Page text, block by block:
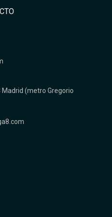
(metro Gregorio